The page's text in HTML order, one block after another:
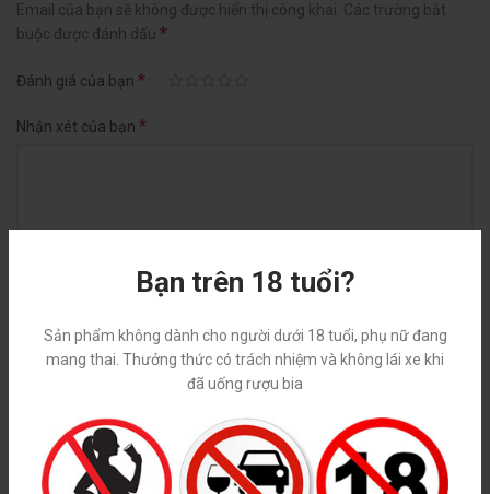
Bạn trên 18 tuổi?
Sản phẩm không dành cho người dưới 18 tuổi, phụ nữ đang
mang thai. Thưởng thức có trách nhiệm và không lái xe khi
đã uống rượu bia
Email của bạn sẽ không được hiển thị công khai. Các trường bắt
buộc được đánh dấu *
Đánh giá của bạn *
Nhận xét của bạn *
Email